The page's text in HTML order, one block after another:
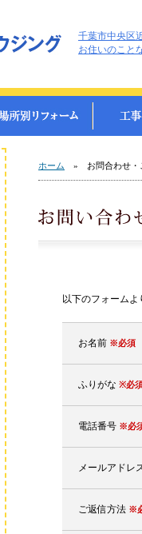
千葉市中央区
お住いのこと
ホーム » お問合わせ・
以下のフォームよ
お名前 ※必須
ふりがな ※必
電話番号 ※必
メールアドレ
ご返信方法 ※